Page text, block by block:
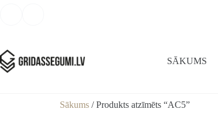
SĀKUMS
Sākums / Produkts atzīmēts “AC5”